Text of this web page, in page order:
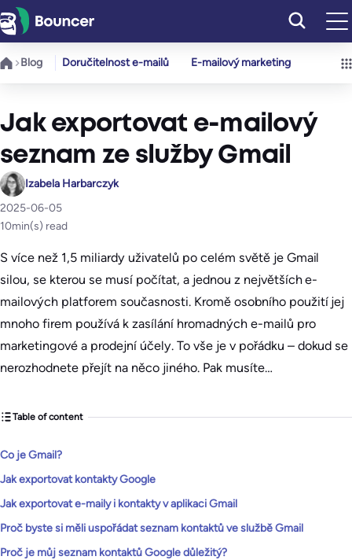
Přeskočit
na
obsah
Blog Doručitelnost e-mailů E-mailový marketing
Jak exportovat e-mailový
seznam ze služby Gmail
Izabela Harbarczyk
2025-06-05
10min(s) read
S více než 1,5 miliardy uživatelů po celém světě je Gmail
silou, se kterou se musí počítat, a jednou z největších e-
mailových platforem současnosti. Kromě osobního použití jej
mnoho firem používá k zasílání hromadných e-mailů pro
marketingové a prodejní účely. To vše je v pořádku – dokud se
nerozhodnete přejít na něco jiného. Pak musíte…
Table of content
Co je Gmail?
Jak exportovat kontakty Google
Jak exportovat e-maily i kontakty v aplikaci Gmail
Proč byste si měli uspořádat seznam kontaktů ve službě Gmail
Proč je můj seznam kontaktů Google důležitý?